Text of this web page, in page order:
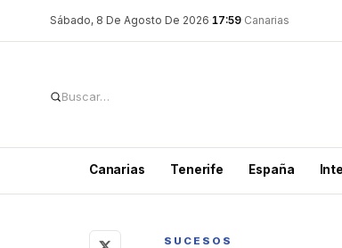
contenido
Sábado, 8 De Agosto De 2026·17:59·Canarias
Canarias Tenerife España
SUCESOS